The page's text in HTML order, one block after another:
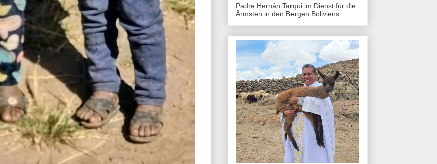
Padre Hernán Tarqui im Dienst für die
Ärmsten in den Bergen Boliviens